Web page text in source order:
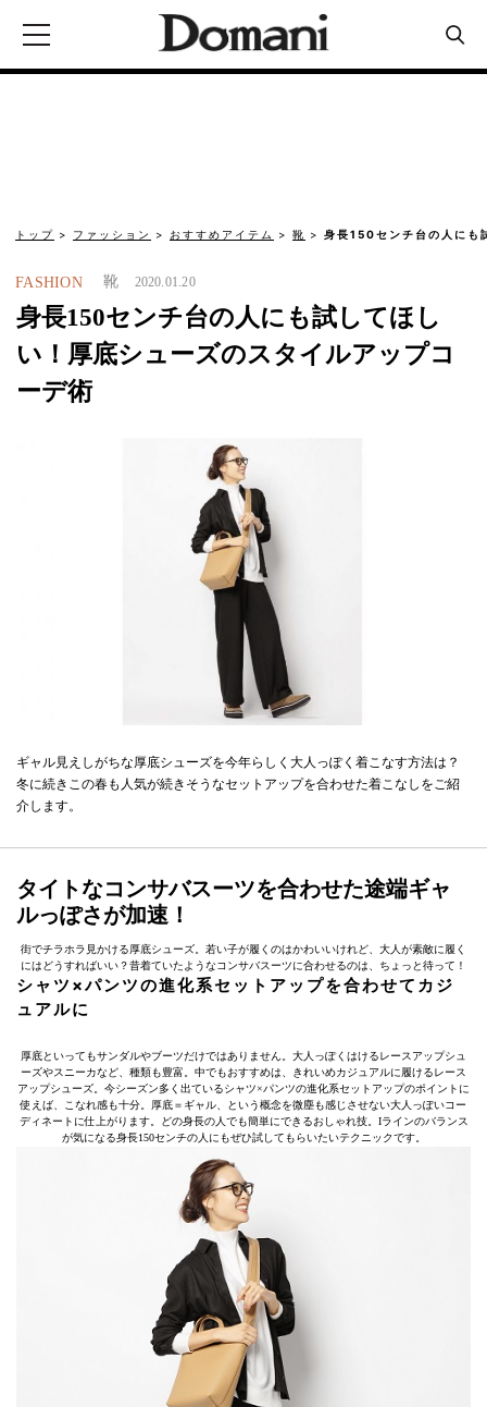
トップ ファッション おすすめアイテム 靴 身長150センチ台の人にも
FASHION 靴 2020.01.20
身長150センチ台の人にも試してほし
い！厚底シューズのスタイルアップコ
ーデ術
ギャル見えしがちな厚底シューズを今年らしく大人っぽく着こなす方法は？
冬に続きこの春も人気が続きそうなセットアップを合わせた着こなしをご紹
介します。
タイトなコンサバスーツを合わせた途端ギャ
ルっぽさが加速！
街でチラホラ見かける厚底シューズ。若い子が履くのはかわいいけれど、大人が素敵に履く
にはどうすればいい？昔着ていたようなコンサバスーツに合わせるのは、ちょっと待って！
シャツ×パンツの進化系セットアップを合わせてカジ
ュアルに
厚底といってもサンダルやブーツだけではありません。大人っぽくはけるレースアップシュ
ーズやスニーカなど、種類も豊富。中でもおすすめは、きれいめカジュアルに履けるレース
アップシューズ。今シーズン多く出ているシャツ×パンツの進化系セットアップのポイントに
使えば、こなれ感も十分。厚底＝ギャル、という概念を微塵も感じさせない大人っぽいコー
ディネートに仕上がります。どの身長の人でも簡単にできるおしゃれ技。Iラインのバランス
が気になる身長150センチの人にもぜひ試してもらいたいテクニックです。